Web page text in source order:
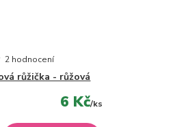
2 hodnocení
růžička - růžová
6 Kč/ks